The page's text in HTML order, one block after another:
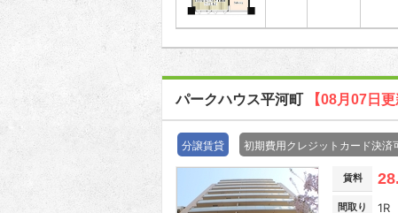
パークハウス平河町 【08月07日更
分譲賃貸 初期費用クレジットカード決済
賃料
間取り 1R